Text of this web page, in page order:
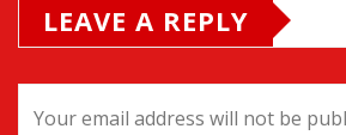
LEAVE A REPLY
Your email address will not be